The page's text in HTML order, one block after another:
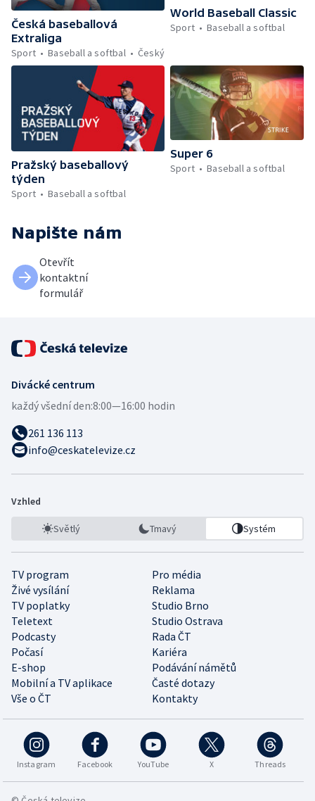
Česká baseballová
Extraliga
Sport
Baseball a softbal Český
World Baseball Classic
Sport
Baseball a softbal
Pražský baseballový
týden
Sport
Baseball a softbal
Super 6
Sport
Baseball a softbal
Napište nám
Otevřít
kontaktní
formulář
Divácké centrum
každý všední den:8:00—16:00 hodin
261 136 113
info@ceskatelevize.cz
Vzhled
Světlý Tmavý Systém
TV program
Pro média
Živé vysílání
Reklama
TV poplatky
Studio Brno
Teletext
Studio Ostrava
Podcasty
Rada ČT
Počasí
Kariéra
E-shop
Podávání námětů
Mobilní a TV aplikace
Časté dotazy
Vše o ČT
Kontakty
Instagram Facebook YouTube X Threads